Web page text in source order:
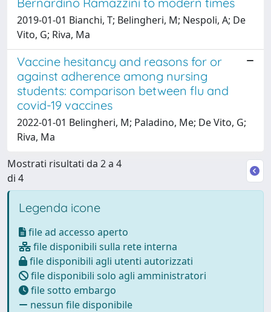
2019-01-01 Bianchi, T; Belingheri, M; Nespoli, A; De
Vito, G; Riva, Ma
Vaccine hesitancy and reasons for or
against adherence among nursing
students: comparison between flu and
covid-19 vaccines
2022-01-01 Belingheri, M; Paladino, Me; De Vito, G;
Riva, Ma
Mostrati risultati da 2 a 4
di 4
Legenda icone
file ad accesso aperto
file disponibili sulla rete interna
file disponibili agli utenti autorizzati
file disponibili solo agli amministratori
file sotto embargo
nessun file disponibile